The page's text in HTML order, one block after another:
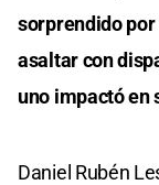
sorprendido
asaltar con
uno impactó en
Daniel Rubén